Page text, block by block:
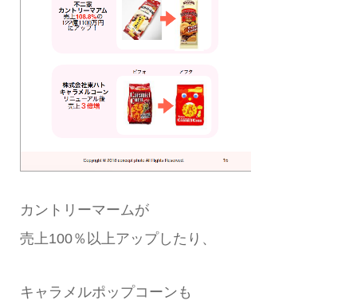
カントリーマームが
売上100％以上アップしたり、
キャラメルポップコーンも